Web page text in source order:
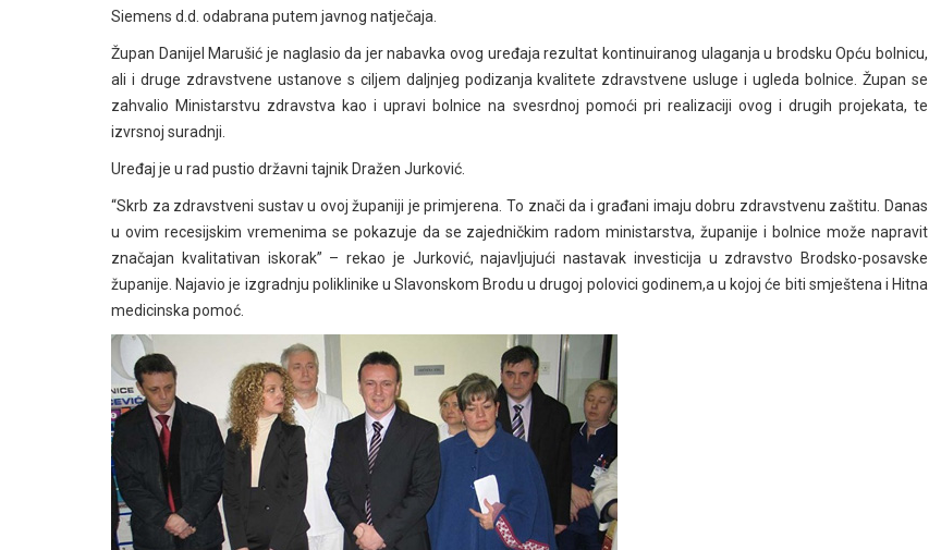
Siemens d.d. odabrana putem javnog natječaja.
Župan Danijel Marušić je naglasio da jer nabavka ovog uređaja rezultat kontinuiranog ulaganja u brodsku Opću bolnicu,
ali i druge zdravstvene ustanove s ciljem daljnjeg podizanja kvalitete zdravstvene usluge i ugleda bolnice. Župan se
zahvalio Ministarstvu zdravstva kao i upravi bolnice na svesrdnoj pomoći pri realizaciji ovog i drugih projekata, te
izvrsnoj suradnji.
Uređaj je u rad pustio državni tajnik Dražen Jurković.
“Skrb za zdravstveni sustav u ovoj županiji je primjerena. To znači da i građani imaju dobru zdravstvenu zaštitu. Danas
u ovim recesijskim vremenima se pokazuje da se zajedničkim radom ministarstva, županije i bolnice može napravit
značajan kvalitativan iskorak” – rekao je Jurković, najavljujući nastavak investicija u zdravstvo Brodsko-posavske
županije. Najavio je izgradnju poliklinike u Slavonskom Brodu u drugoj polovici godinem,a u kojoj će biti smještena i Hitna
medicinska pomoć.